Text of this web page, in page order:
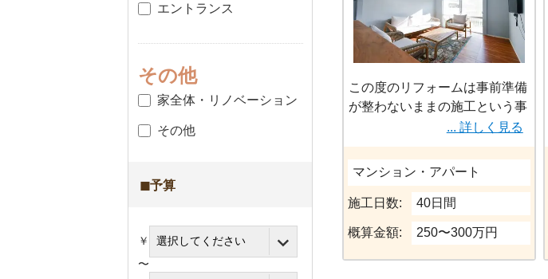
エントランス
その他
家全体・リノベーション
その他
◼︎予算
￥
〜
この度のリフォームは事前準備
が整わないままの施工という事
もあり、職人さんとの意思疎通
が難しい現場でした。特に最初
は「住人さんが住んでいる状態
で工事する」という条件でスタ
ートしそうだったのが、今思え
ば考え直して頂いて本当に良か
ったと感じます。
... 詳しく見る
マンション・アパート
施工日数: 40日間
概算金額: 250〜300万円